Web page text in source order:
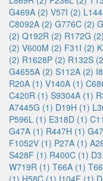
G469A (2) V57I (2)
C8092A (2) G776C (2)
(2) Q192R (2) R172G (2)
(2) V600M (2) F31I (2)
(2) R1628P (2) R132S
G4655A (2) S112A (2)
R20A (1) V140A (1)
C420R (1) S9304A (1)
A7445G (1) D19H (1)
P596L (1) E318D (1)
G47A (1) R447H (1)
F1052V (1) P27A (1)
S428F (1) R400C (1)
W719R (1) T66A (1)
(1) H58C (1) I104F (1)